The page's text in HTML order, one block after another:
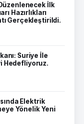
İlk
Hazırlıkları
Gerçekleştirildi.
Suriye İle
Hedefliyoruz.
Elektrik
Yönelik Yeni